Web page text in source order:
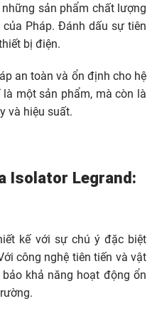
sản phẩm chất lượng
Pháp. Đánh dấu sự tiên
bị điện.
an toàn và ổn định cho hệ
một sản phẩm, mà còn là
và hiệu suất.
Isolator Legrand:
kế với sự chú ý đặc biệt
công nghệ tiên tiến và vật
khả năng hoạt động ổn